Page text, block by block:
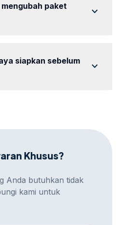
paket
expand_more
siapkan sebelum
expand_more
Khusus?
Anda butuhkan tidak
kami untuk